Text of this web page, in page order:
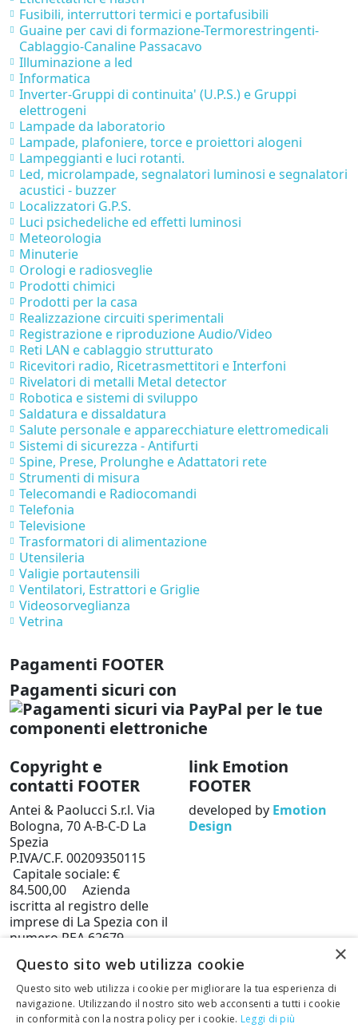
Fusibili, interruttori termici e portafusibili
Guaine per cavi di formazione-Termorestringenti-
Cablaggio-Canaline Passacavo
Illuminazione a led
Informatica
Inverter-Gruppi di continuita' (U.P.S.) e Gruppi
elettrogeni
Lampade da laboratorio
Lampade, plafoniere, torce e proiettori alogeni
Lampeggianti e luci rotanti.
Led, microlampade, segnalatori luminosi e segnalatori
acustici - buzzer
Localizzatori G.P.S.
Luci psichedeliche ed effetti luminosi
Meteorologia
Minuterie
Orologi e radiosveglie
Prodotti chimici
Prodotti per la casa
Realizzazione circuiti sperimentali
Registrazione e riproduzione Audio/Video
Reti LAN e cablaggio strutturato
Ricevitori radio, Ricetrasmettitori e Interfoni
Rivelatori di metalli Metal detector
Robotica e sistemi di sviluppo
Saldatura e dissaldatura
Salute personale e apparecchiature elettromedicali
Sistemi di sicurezza - Antifurti
Spine, Prese, Prolunghe e Adattatori rete
Strumenti di misura
Telecomandi e Radiocomandi
Telefonia
Televisione
Trasformatori di alimentazione
Utensileria
Valigie portautensili
Ventilatori, Estrattori e Griglie
Videosorveglianza
Vetrina
Pagamenti FOOTER
Pagamenti sicuri con
Copyright e
contatti FOOTER
Antei & Paolucci S.r.l. Via
Bologna, 70 A-B-C-D La
Spezia
P.IVA/C.F. 00209350115
Capitale sociale: €
84.500,00 Azienda
iscritta al registro delle
imprese di La Spezia con il
numero REA 62679
Policy
Telefono: 0187 502359
Scrivi una mail al nostro
link Emotion
FOOTER
developed by Emotion
Design
×
Questo sito web utilizza cookie
Questo sito web utilizza i cookie per migliorare la tua esperienza di
navigazione. Utilizzando il nostro sito web acconsenti a tutti i cookie
in conformità con la nostra policy per i cookie. Leggi di più